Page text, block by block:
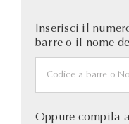
Inserisci il
barre o il nome
Oppure compila